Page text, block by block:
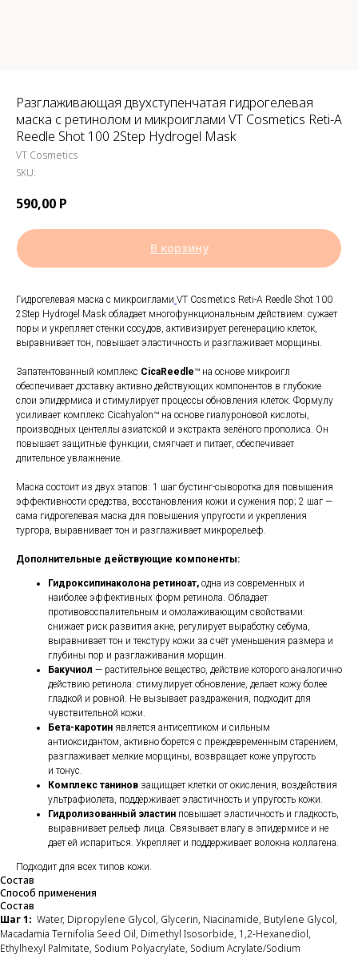
Разглаживающая двухступенчатая гидрогелевая
маска с ретинолом и микроиглами VT Cosmetics Reti-A
Reedle Shot 100 2Step Hydrogel Mask
VT Cosmetics
SKU:
590,00 Р
В корзину
Гидрогелевая маска с микроиглами VT Cosmetics Reti-A Reedle Shot 100
2Step Hydrogel Mask обладает многофункциональным действием: сужает
поры и укрепляет стенки сосудов, активизирует регенерацию клеток,
выравнивает тон, повышает эластичность и разглаживает морщины.
Запатентованный комплекс CicaReedle™ на основе микроигл
обеспечивает доставку активно действующих компонентов в глубокие
слои эпидермиса и стимулирует процессы обновления клеток. Формулу
усиливает комплекс Cicahyalon™ на основе гиалуроновой кислоты,
производных центеллы азиатской и экстракта зелёного прополиса. Он
повышает защитные функции, смягчает и питает, обеспечивает
длительное увлажнение.
Маска состоит из двух этапов: 1 шаг бустинг-сыворотка для повышения
эффективности средства, восстановления кожи и сужения пор; 2 шаг —
сама гидрогелевая маска для повышения упругости и укрепления
тургора, выравнивает тон и разглаживает микрорельеф.
Дополнительные действующие компоненты:
Гидроксипинаколона ретиноат, одна из современных и
наиболее эффективных форм ретинола. Обладает
противовоспалительным и омолаживающим свойствами:
снижает риск развития акне, регулирует выработку себума,
выравнивает тон и текстуру кожи за счёт уменьшения размера и
глубины пор и разглаживания морщин.
Бакучиол — растительное вещество, действие которого аналогично
действию ретинола: стимулирует обновление, делает кожу более
гладкой и ровной. Не вызывает раздражения, подходит для
чувствительной кожи.
Бета-каротин является антисептиком и сильным
антиоксидантом, активно борется с преждевременным старением,
разглаживает мелкие морщины, возвращает коже упругость
и тонус.
Комплекс танинов защищает клетки от окисления, воздействия
ультрафиолета, поддерживает эластичность и упругость кожи.
Гидролизованный эластин повышает эластичность и гладкость,
выравнивает рельеф лица. Связывает влагу в эпидермисе и не
дает ей испариться. Укрепляет и поддерживает волокна коллагена.
Подходит для всех типов кожи.
Состав
Способ применения
Состав
Шаг 1: Water, Dipropylene Glycol, Glycerin, Niacinamide, Butylene Glycol,
Macadamia Ternifolia Seed Oil, Dimethyl Isosorbide, 1,2-Hexanediol,
Ethylhexyl Palmitate, Sodium Polyacrylate, Sodium Acrylate/Sodium